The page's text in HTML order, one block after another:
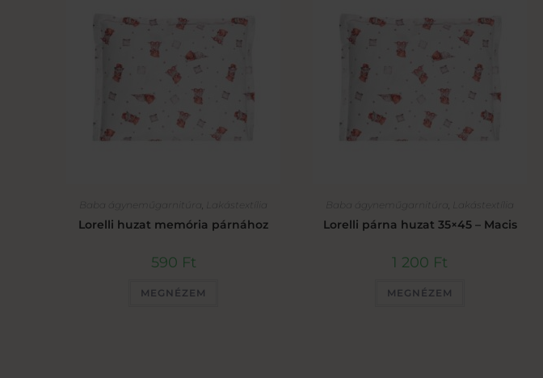
Baba ágyneműgarnitúra, Lakástextília
Lorelli huzat memória párnához
590 Ft
MEGNÉZEM
Baba ágyneműgarnitúra, Lakástextília
Lorelli párna huzat 35×45 – Macis
1 200 Ft
MEGNÉZEM